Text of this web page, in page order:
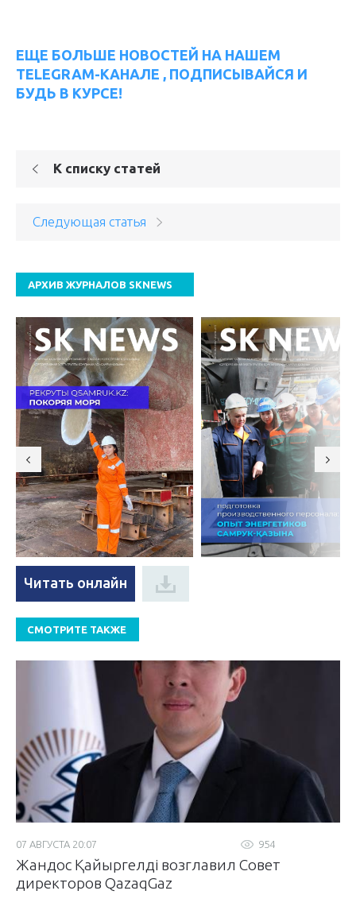
ЕЩЕ БОЛЬШЕ НОВОСТЕЙ НА НАШЕМ
TELEGRAM-КАНАЛЕ , ПОДПИСЫВАЙСЯ И
БУДЬ В КУРСЕ!
К списку статей
Следующая статья
АРХИВ ЖУРНАЛОВ SKNEWS
Читать онлайн
СМОТРИТЕ ТАКЖЕ
954
07 АВГУСТА 20:07
Жандос Қайыргелді возглавил Совет
директоров QazaqGaz